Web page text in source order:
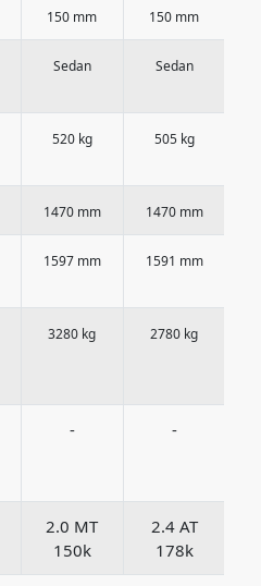
150 mm 150 mm
Sedan Sedan
520 kg 505 kg
1470 mm 1470 mm
1597 mm 1591 mm
3280 kg 2780 kg
- -
2.0 MT
150k
2.4 AT
178k